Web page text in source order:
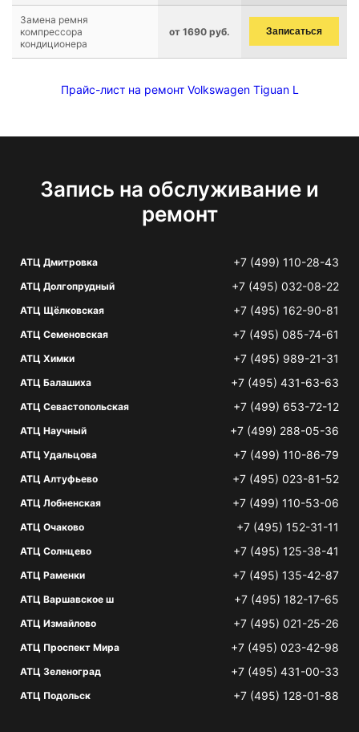
Замена ремня
компрессора
кондиционера
от 1690 руб. Записаться
Прайс-лист на ремонт Volkswagen Tiguan L
Запись на обслуживание и
ремонт
АТЦ Дмитровка +7 (499) 110-28-43
АТЦ Долгопрудный +7 (495) 032-08-22
АТЦ Щёлковская +7 (495) 162-90-81
АТЦ Семеновская +7 (495) 085-74-61
АТЦ Химки +7 (495) 989-21-31
АТЦ Балашиха +7 (495) 431-63-63
АТЦ Севастопольская +7 (499) 653-72-12
АТЦ Научный +7 (499) 288-05-36
АТЦ Удальцова +7 (499) 110-86-79
АТЦ Алтуфьево +7 (495) 023-81-52
АТЦ Лобненская +7 (499) 110-53-06
АТЦ Очаково +7 (495) 152-31-11
АТЦ Солнцево +7 (495) 125-38-41
АТЦ Раменки +7 (495) 135-42-87
АТЦ Варшавское ш +7 (495) 182-17-65
АТЦ Измайлово +7 (495) 021-25-26
АТЦ Проспект Мира +7 (495) 023-42-98
АТЦ Зеленоград +7 (495) 431-00-33
АТЦ Подольск +7 (495) 128-01-88